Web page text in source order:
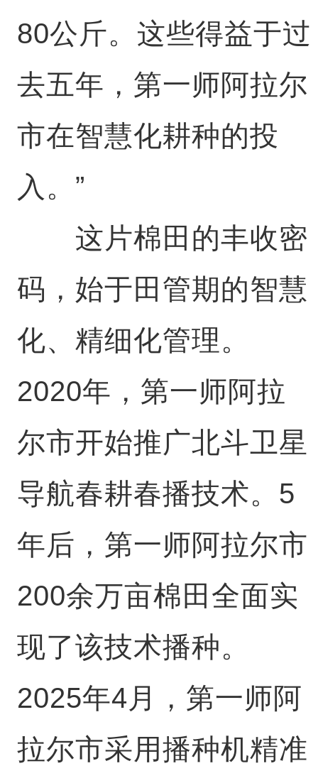
80公斤。这些得益于过
去五年，第一师阿拉尔
市在智慧化耕种的投
入。”
这片棉田的丰收密
码，始于田管期的智慧
化、精细化管理。
2020年，第一师阿拉
尔市开始推广北斗卫星
导航春耕春播技术。5
年后，第一师阿拉尔市
200余万亩棉田全面实
现了该技术播种。
2025年4月，第一师阿
拉尔市采用播种机精准